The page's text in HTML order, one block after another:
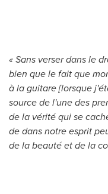
« Sans verser dans le
bien que le fait que
à la guitare [lorsque
source de l'une des
de la vérité qui se
de dans notre esprit
de la beauté et de la